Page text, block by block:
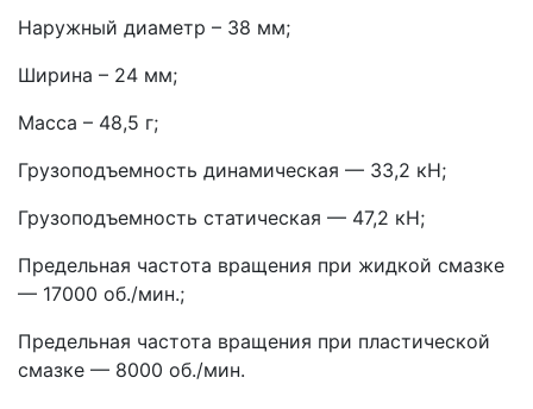
Наружный диаметр – 38 мм;
Ширина – 24 мм;
Масса – 48,5 г;
Грузоподъемность динамическая — 33,2 кН;
Грузоподъемность статическая — 47,2 кН;
Предельная частота вращения при жидкой смазке
— 17000 об./мин.;
Предельная частота вращения при пластической
смазке — 8000 об./мин.